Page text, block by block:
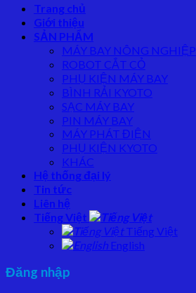
Trang chủ
Giới thiệu
SẢN PHẨM
MÁY BAY NÔNG NGHIỆP
ROBOT CẮT CỎ
PHỤ KIỆN MÁY BAY
BÌNH RẢI KYOTO
SẠC MÁY BAY
PIN MÁY BAY
MÁY PHÁT ĐIỆN
PHỤ KIỆN KYOTO
KHÁC
Hệ thống đại lý
Tin tức
Liên hệ
Tiếng Việt
Tiếng Việt
English
Đăng nhập